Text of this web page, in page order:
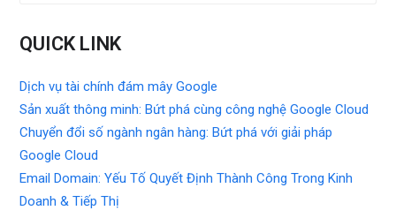
QUICK LINK
Dịch vụ tài chính đám mây Google
Sản xuất thông minh: Bứt phá cùng công nghệ Google Cloud
Chuyển đổi số ngành ngân hàng: Bứt phá với giải pháp
Google Cloud
Email Domain: Yếu Tố Quyết Định Thành Công Trong Kinh
Doanh & Tiếp Thị